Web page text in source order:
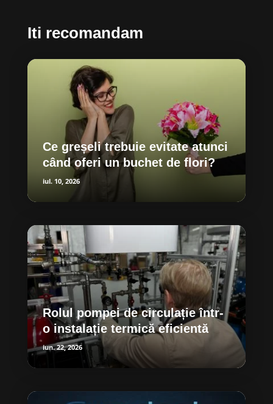
Iti recomandam
Ce greșeli trebuie evitate atunci
când oferi un buchet de flori?
iul. 10, 2026
Rolul pompei de circulație într-
o instalație termică eficientă
iun. 22, 2026